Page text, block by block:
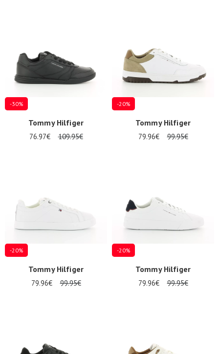
-30%
Tommy Hilfiger
76.97€ 109.95€
-20%
Tommy Hilfiger
79.96€ 99.95€
-20%
Tommy Hilfiger
79.96€ 99.95€
-20%
Tommy Hilfiger
79.96€ 99.95€